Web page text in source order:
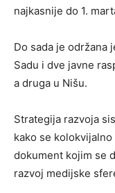
najkasnije do 1.
Do sada je održana
Sadu i dve javne
a druga u Nišu.
Strategija razvoja
kako se kolokvijalno
dokument kojim se
razvoj medijske